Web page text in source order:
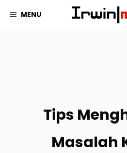
MENU
Tips
Masalah